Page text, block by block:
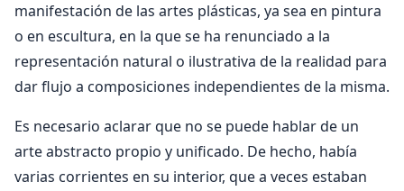
manifestación de las artes plásticas, ya sea en pintura
o en escultura, en la que se ha renunciado a la
representación natural o ilustrativa de la realidad para
dar flujo a composiciones independientes de la misma.
Es necesario aclarar que no se puede hablar de un
arte abstracto propio y unificado. De hecho, había
varias corrientes en su interior, que a veces estaban